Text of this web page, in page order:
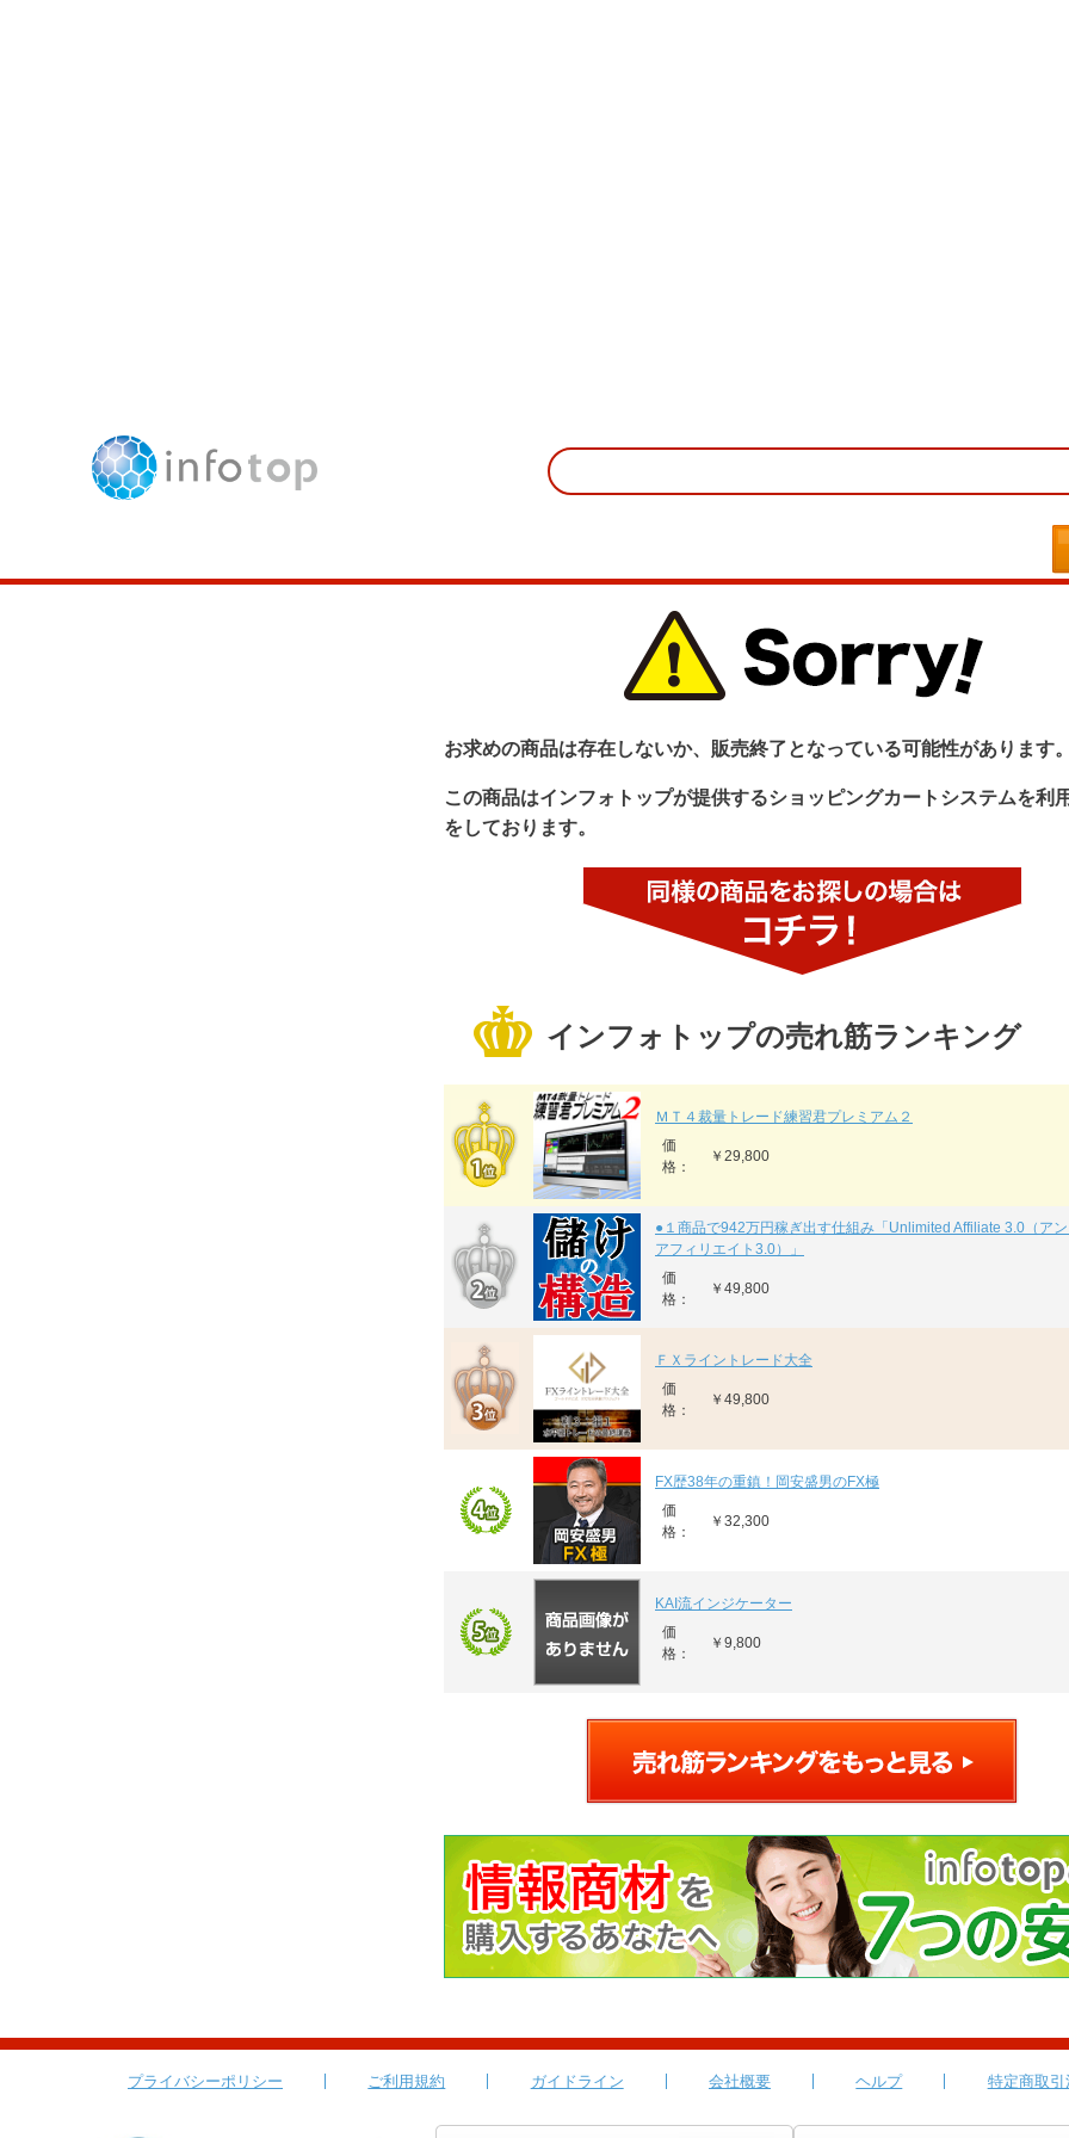
お求めの商品は存在しないか、販売終了となっている可能性があります。
この商品はインフォトップが提供するショッピングカートシステムを利
をしております。
インフォトップの売れ筋ランキング
ＭＴ４裁量トレード練習君プレミアム２
価
格：
￥29,800
●１商品で942万円稼ぎ出す仕組み「Unlimited Affiliate 3.0（ア
アフィリエイト3.0）」
価
格：
￥49,800
ＦＸライントレード大全
価
格：
￥49,800
FX歴38年の重鎮！岡安盛男のFX極
価
格：
￥32,300
KAI流インジケーター
価
格：
￥9,800
プライバシーポリシー ご利用規約 ガイドライン 会社概要 ヘルプ 特定商取